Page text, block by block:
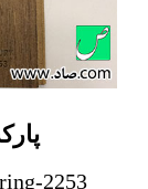
2253